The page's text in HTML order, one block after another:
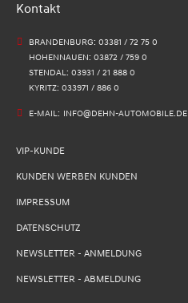
Kontakt
BRANDENBURG: 03381 / 72 75 0
HOHENNAUEN: 03872 / 759 0
STENDAL: 03931 / 21 888 0
KYRITZ: 033971 / 886 0
E-MAIL: INFO@DEHN-AUTOMOBILE.DE
VIP-KUNDE
KUNDEN WERBEN KUNDEN
IMPRESSUM
DATENSCHUTZ
NEWSLETTER - ANMELDUNG
NEWSLETTER - ABMELDUNG